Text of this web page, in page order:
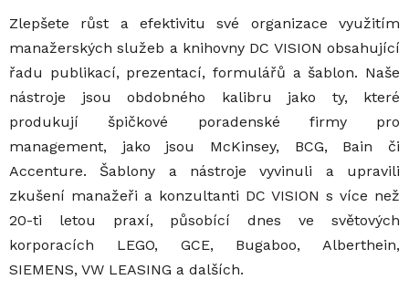
Zlepšete růst a efektivitu své organizace využitím
manažerských služeb a knihovny DC VISION obsahující
řadu publikací, prezentací, formulářů a šablon. Naše
nástroje jsou obdobného kalibru jako ty, které
produkují špičkové poradenské firmy pro
management, jako jsou McKinsey, BCG, Bain či
Accenture. Šablony a nástroje vyvinuli a upravili
zkušení manažeři a konzultanti DC VISION s více než
20-ti letou praxí, působící dnes ve světových
korporacích LEGO, GCE, Bugaboo, Alberthein,
SIEMENS, VW LEASING a dalších.